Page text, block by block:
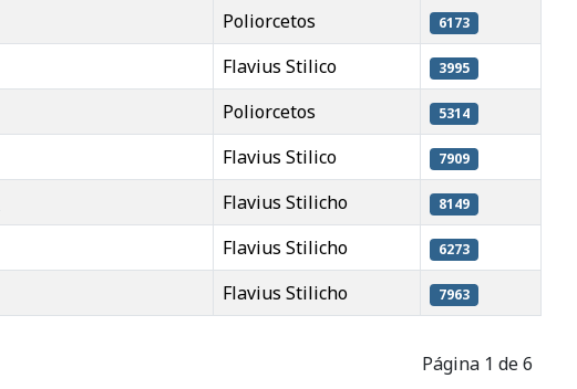
Poliorcetos 6173
Flavius Stilico 3995
Poliorcetos 5314
Flavius Stilico 7909
Flavius Stilicho 8149
Flavius Stilicho 6273
Flavius Stilicho 7963
Página 1 de 6